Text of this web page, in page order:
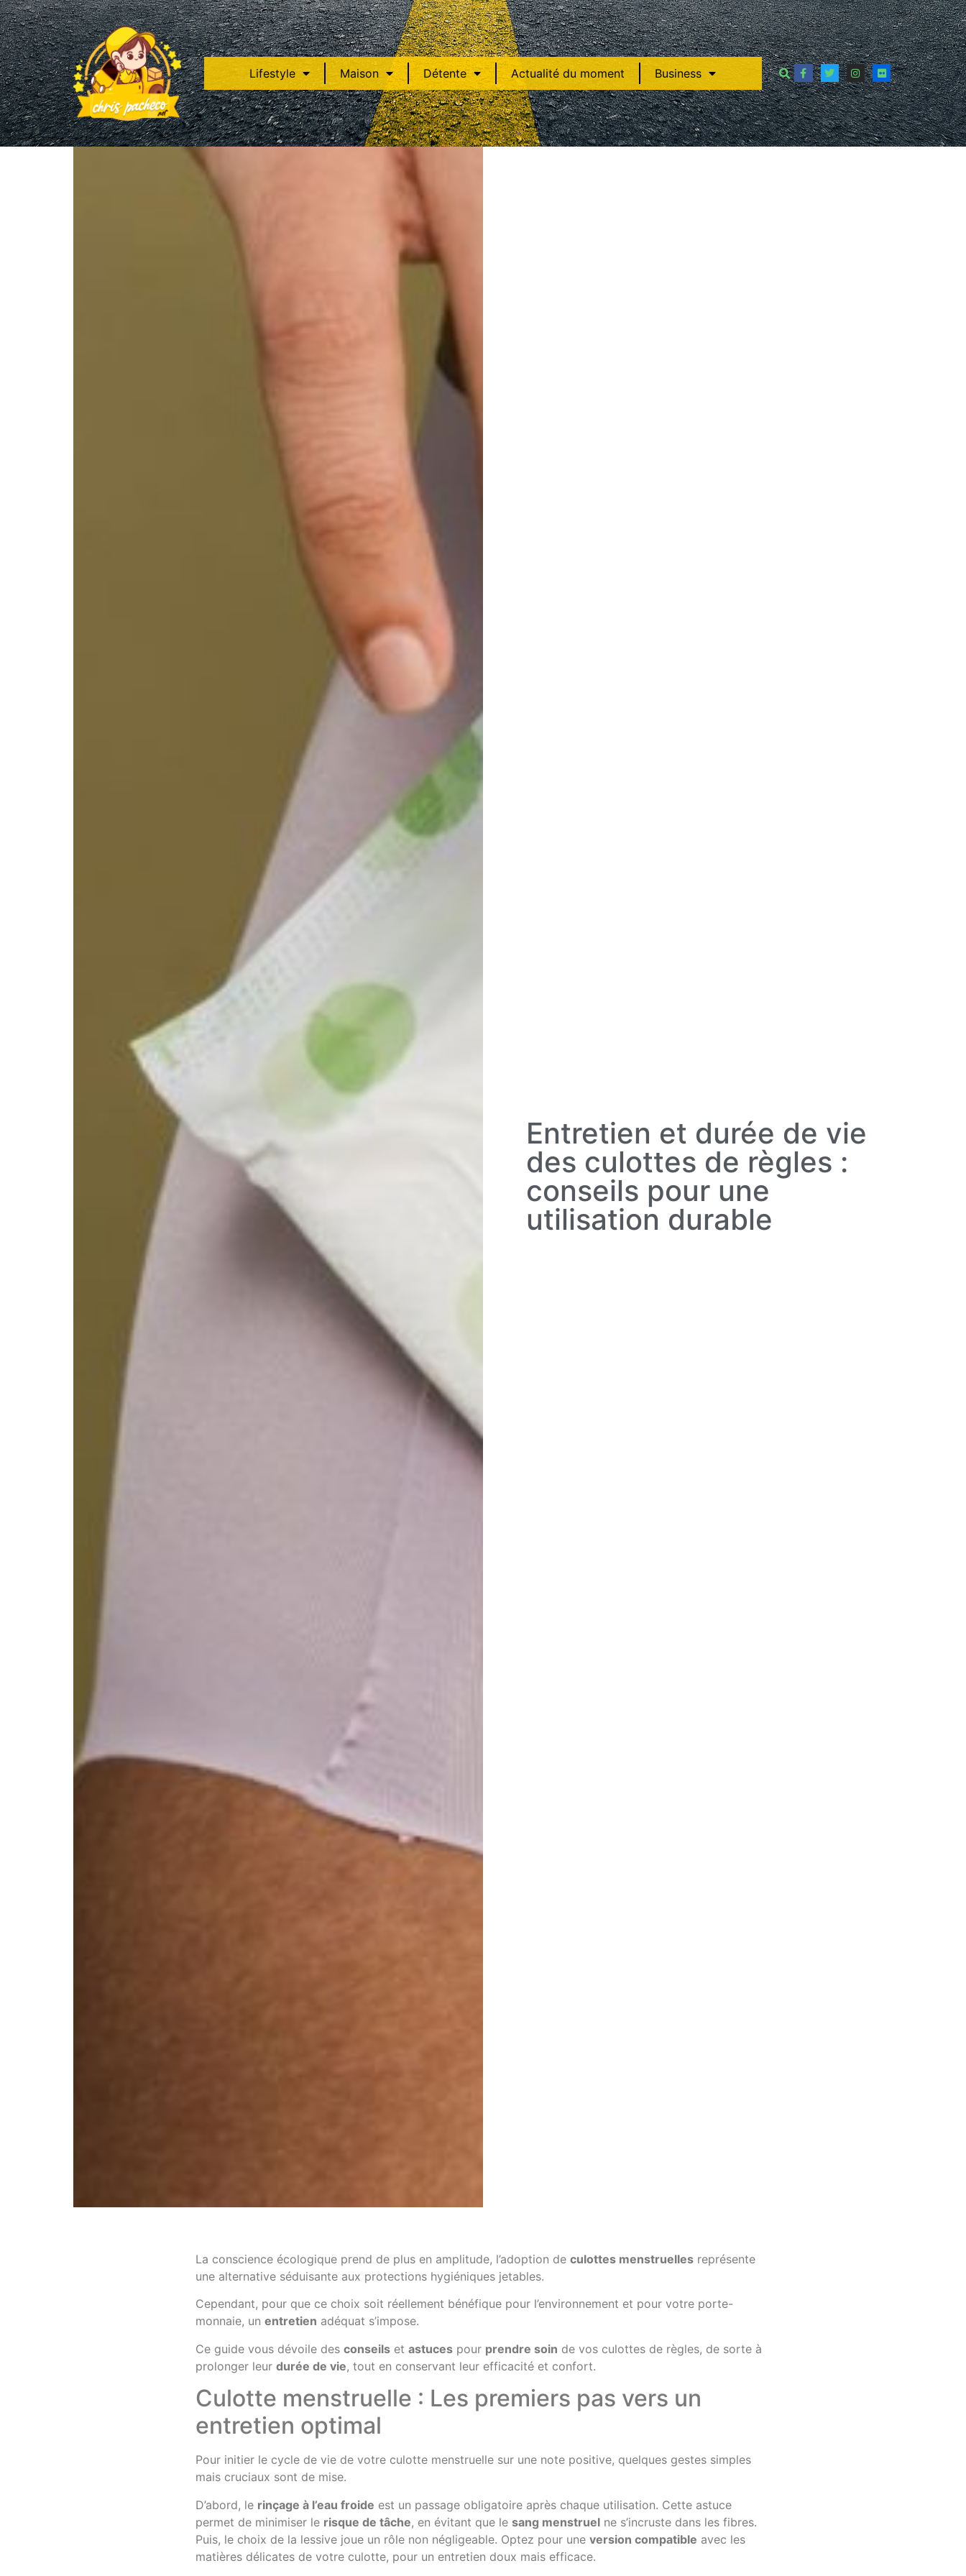
Lifestyle Maison Détente Actualité du moment Business
Entretien et durée de vie
des culottes de règles :
conseils pour une
utilisation durable
La conscience écologique prend de plus en amplitude, l’adoption de culottes menstruelles représente
une alternative séduisante aux protections hygiéniques jetables.
Cependant, pour que ce choix soit réellement bénéfique pour l’environnement et pour votre porte-
monnaie, un entretien adéquat s’impose.
Ce guide vous dévoile des conseils et astuces pour prendre soin de vos culottes de règles, de sorte à
prolonger leur durée de vie, tout en conservant leur efficacité et confort.
Culotte menstruelle : Les premiers pas vers un
entretien optimal
Pour initier le cycle de vie de votre culotte menstruelle sur une note positive, quelques gestes simples
mais cruciaux sont de mise.
D’abord, le rinçage à l’eau froide est un passage obligatoire après chaque utilisation. Cette astuce
permet de minimiser le risque de tâche, en évitant que le sang menstruel ne s’incruste dans les fibres.
Puis, le choix de la lessive joue un rôle non négligeable. Optez pour une version compatible avec les
matières délicates de votre culotte, pour un entretien doux mais efficace.